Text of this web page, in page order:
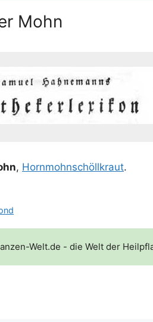
Mohn
, Horn­mohnsch­öll­kraut.
Welt.de - die Welt der